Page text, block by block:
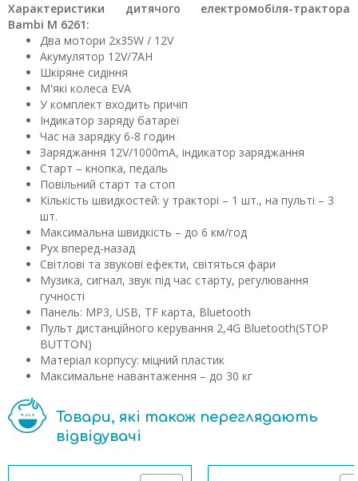
Характеристики дитячого електромобіля-трактора
Bambi M 6261:
Два мотори 2х35W / 12V
Акумулятор 12V/7AH
Шкіряне сидіння
М'які колеса EVA
У комплект входить причіп
Індикатор заряду батареї
Час на зарядку 6-8 годин
Заряджання 12V/1000mA, індикатор заряджання
Старт – кнопка, педаль
Повільний старт та стоп
Кількість швидкостей: у тракторі – 1 шт., на пульті – 3
шт.
Максимальна швидкість – до 6 км/год
Рух вперед-назад
Світлові та звукові ефекти, світяться фари
Музика, сигнал, звук під час старту, регулювання
гучності
Панель: MP3, USB, TF карта, Bluetooth
Пульт дистанційного керування 2,4G Bluetooth(STOP
BUTTON)
Матеріал корпусу: міцний пластик
Максимальне навантаження – до 30 кг
Товари, які також переглядають
відвідувачі